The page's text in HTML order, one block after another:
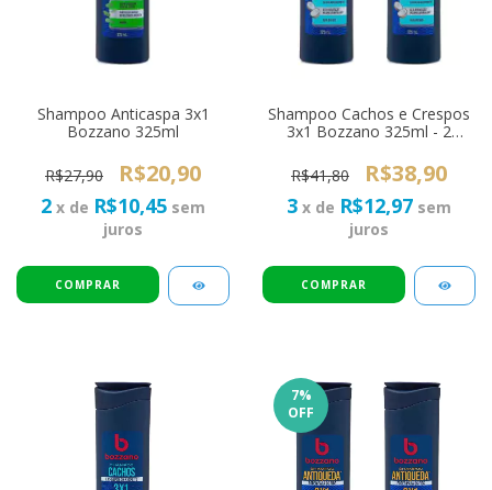
Shampoo Anticaspa 3x1
Bozzano 325ml
R$27,90 R$20,90
2 x de R$10,45 sem
juros
Shampoo Cachos e Crespos
3x1 Bozzano 325ml - 2
R$41,80
R$38,90
3 x de R$12,97 sem
juros
7%
OFF